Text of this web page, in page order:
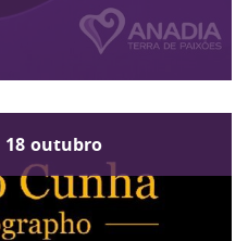
18 outubro